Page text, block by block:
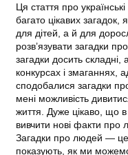
Ця стаття про
багато цікавих
для дітей, а й для
розв’язувати загадки
загадки досить
конкурсах і змаганнях,
сподобалися загадки
мені можливість
життя. Дуже цікаво, що в
вивчити нові факти про
Загадки про людей — це
показують, як ми